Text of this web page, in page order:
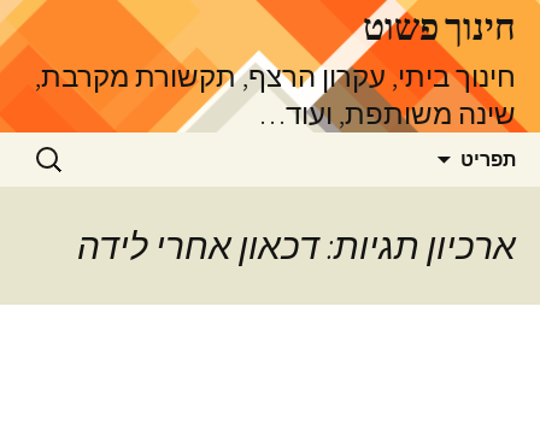
לדלג
לתוכןחינוך פשוט
חינוך ביתי, עקרון הרצף, תקשורת מקרבת,
שינה משותפת, ועוד…
תפריט חיפוש:
ארכיון תגיות: דכאון אחרי לידה